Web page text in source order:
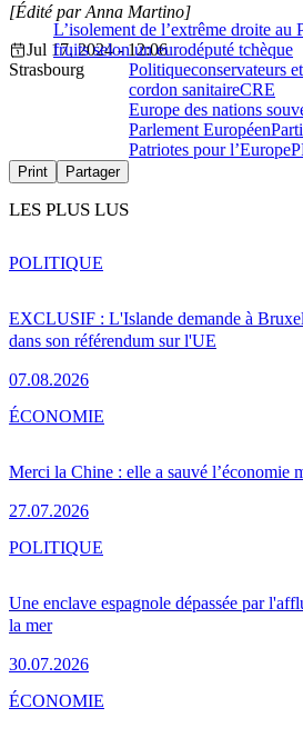
L’isolement de l’extrême droite au
fruits selon un eurodéputé tchèque
[Édité par Anna Martino]
Jul 17, 2024 - 12:06
Strasbourg
Politiqueconservateurs
cordon sanitaireCRE
Europe des nations
Parlement Européen
Patriotes pour l’Europe
Print Partager
LES PLUS LUS
EXCLUSIF : L'Islande demande à
dans son référendum sur l'UE
07.08.2026
POLITIQUE
Merci la Chine : elle a sauvé l’économie
27.07.2026
ÉCONOMIE
Une enclave espagnole dépassée par
la mer
30.07.2026
POLITIQUE
ÉCONOMIE